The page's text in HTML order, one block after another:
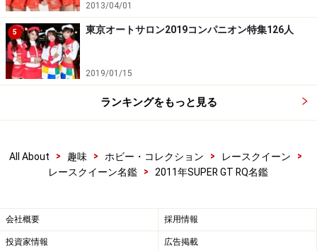
2013/04/01
5 東京オートサロン2019コンパニオン特集126人
2019/01/15
ランキングをもっと見る
All About > 趣味 > ホビー・コレクション > レースクイーン
>
レースクイーン名鑑
> 2011年SUPER GT RQ名鑑
会社概要 採用情報
投資家情報 広告掲載